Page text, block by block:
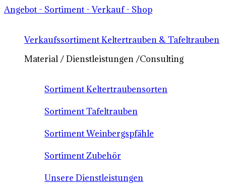
Angebot - Sortiment - Verkauf - Shop
Verkaufssortiment Keltertrauben & Tafeltrauben
Material / Dienstleistungen /Consulting
Sortiment Keltertraubensorten
Sortiment Tafeltrauben
Sortiment Weinbergspfähle
Sortiment Zubehör
Unsere Dienstleistungen